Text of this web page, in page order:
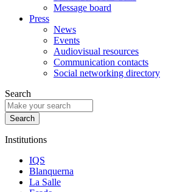
Message board
Press
News
Events
Audiovisual resources
Communication contacts
Social networking directory
Search
Institutions
IQS
Blanquerna
La Salle